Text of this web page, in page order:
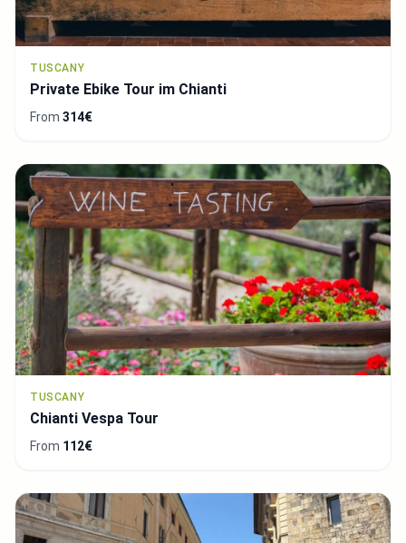
TUSCANY
Private Ebike Tour im Chianti
From 314€
TUSCANY
Chianti Vespa Tour
From 112€